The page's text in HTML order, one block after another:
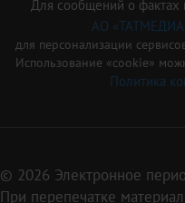
Для сообщений о фактах
АО
для персонализации
Использование «cookie»
Политика
© 2026 Электронное
При перепечатке